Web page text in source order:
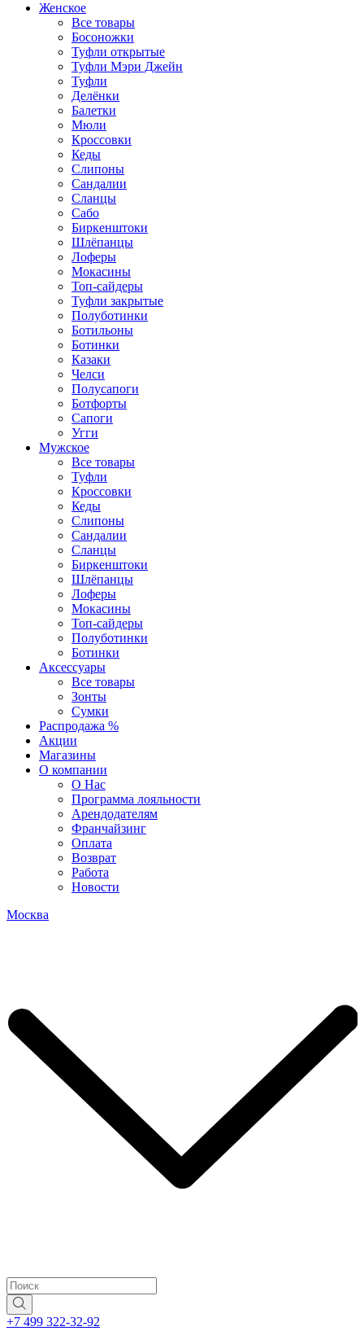
Женское
Все товары
Босоножки
Туфли открытые
Туфли Мэри Джейн
Туфли
Делёнки
Балетки
Мюли
Кроссовки
Кеды
Слипоны
Сандалии
Сланцы
Сабо
Биркенштоки
Шлёпанцы
Лоферы
Мокасины
Топ-сайдеры
Туфли закрытые
Полуботинки
Ботильоны
Ботинки
Казаки
Челси
Полусапоги
Ботфорты
Сапоги
Угги
Мужское
Все товары
Туфли
Кроссовки
Кеды
Слипоны
Сандалии
Сланцы
Биркенштоки
Шлёпанцы
Лоферы
Мокасины
Топ-сайдеры
Полуботинки
Ботинки
Аксессуары
Все товары
Зонты
Сумки
Распродажа %
Акции
Магазины
О компании
О Нас
Программа лояльности
Арендодателям
Франчайзинг
Оплата
Возврат
Работа
Новости
Москва
+7 499 322-32-92